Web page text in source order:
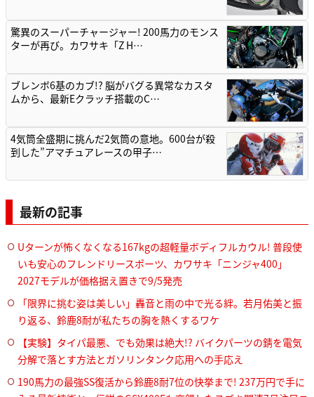
驚異のスーパーチャージャー! 200馬力のモンス
ターが再び。カワサキ「Z H…
ブレンボ6基のカブ!? 脳がバグる異常なカスタ
ムから、最新Eクラッチ搭載のC…
4気筒全盛期に挑んだ2気筒の意地。600台が殺
到した”アマチュアレースの甲子…
最新の記事
Uターンが怖くなくなる167kgの超軽量ボディフルカウル! 普段使
いも安心のフレンドリースポーツ、カワサキ「ニンジャ400」
2027モデルが価格据え置きで9/5発売
「限界に挑む姿は美しい」轟音と雨の中で光る絆。若月佑美と振
り返る、鈴鹿8耐が私たちの胸を熱くするワケ
【実験】タイパ最悪、でも効果は絶大!? バイクパーツの錆を電気
分解で落とす方法とガソリンタンク応用への手応え
190馬力の最強SS復活から鈴鹿8耐7位の快挙まで! 237万円で手に